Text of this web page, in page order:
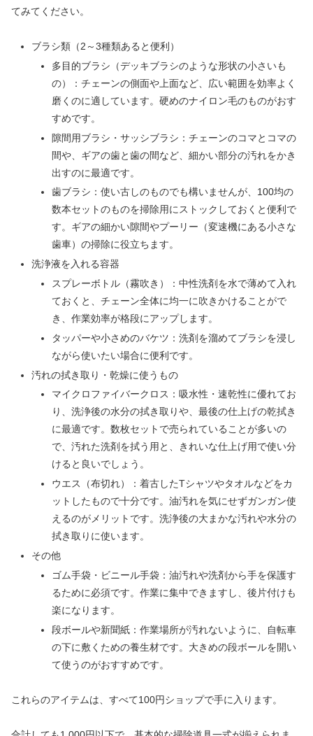
てみてください。
ブラシ類（2～3種類あると便利）
多目的ブラシ（デッキブラシのような形状の小さいも
の）：チェーンの側面や上面など、広い範囲を効率よく
磨くのに適しています。硬めのナイロン毛のものがおす
すめです。
隙間用ブラシ・サッシブラシ：チェーンのコマとコマの
間や、ギアの歯と歯の間など、細かい部分の汚れをかき
出すのに最適です。
歯ブラシ：使い古しのものでも構いませんが、100均の
数本セットのものを掃除用にストックしておくと便利で
す。ギアの細かい隙間やプーリー（変速機にある小さな
歯車）の掃除に役立ちます。
洗浄液を入れる容器
スプレーボトル（霧吹き）：中性洗剤を水で薄めて入れ
ておくと、チェーン全体に均一に吹きかけることがで
き、作業効率が格段にアップします。
タッパーや小さめのバケツ：洗剤を溜めてブラシを浸し
ながら使いたい場合に便利です。
汚れの拭き取り・乾燥に使うもの
マイクロファイバークロス：吸水性・速乾性に優れてお
り、洗浄後の水分の拭き取りや、最後の仕上げの乾拭き
に最適です。数枚セットで売られていることが多いの
で、汚れた洗剤を拭う用と、きれいな仕上げ用で使い分
けると良いでしょう。
ウエス（布切れ）：着古したTシャツやタオルなどをカ
ットしたもので十分です。油汚れを気にせずガンガン使
えるのがメリットです。洗浄後の大まかな汚れや水分の
拭き取りに使います。
その他
ゴム手袋・ビニール手袋：油汚れや洗剤から手を保護す
るために必須です。作業に集中できますし、後片付けも
楽になります。
段ボールや新聞紙：作業場所が汚れないように、自転車
の下に敷くための養生材です。大きめの段ボールを開い
て使うのがおすすめです。
これらのアイテムは、すべて100円ショップで手に入ります。